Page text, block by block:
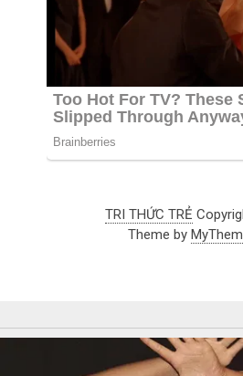
TRI THỨC TRẺ
Theme by